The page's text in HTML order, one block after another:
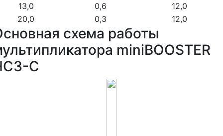
13,0
0,6
12,0
20,0
0,3 12,0
схема работы
miniBOOSTER
C